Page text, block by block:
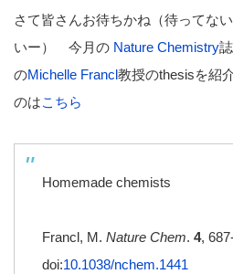
さて皆さんお待ちかね（待ってな
いー） 今月の Nature Chemistry
のMichelle Francl教授のthesisを紹
のはこちら
Homemade chemists
Francl, M. Nature Chem. 4,
doi:10.1038/nchem.1441